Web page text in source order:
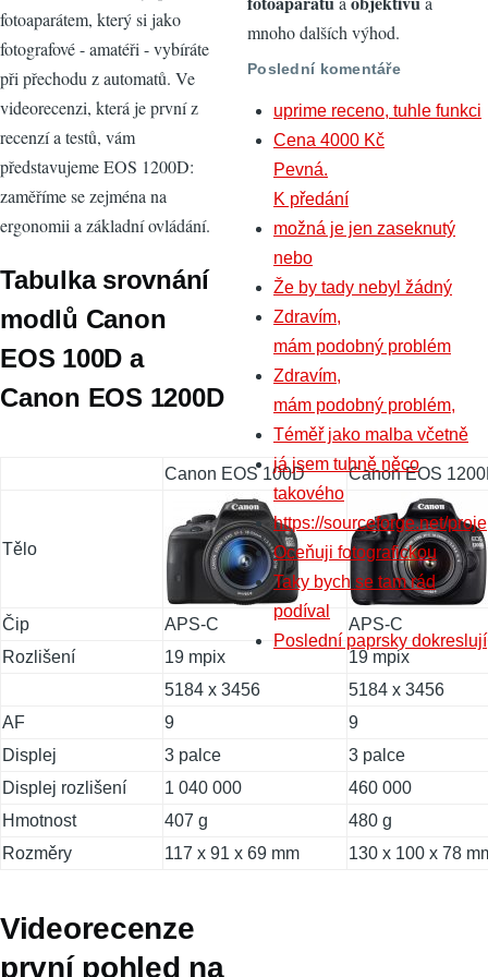
fotoaparátem, který si jako
fotografové - amatéři - vybíráte
při přechodu z automatů. Ve
videorecenzi, která je první z
recenzí a testů, vám
představujeme EOS 1200D:
zaměříme se zejména na
ergonomii a základní ovládání.
Tabulka srovnání
modlů Canon
EOS 100D a
Canon EOS 1200D
Canon EOS 100D Canon EOS
Tělo
Čip APS-C
APS-C
Rozlišení
19 mpix
19 mpix
5184 x 3456
5184 x 3456
AF
9
9
Displej
3 palce
3 palce
Displej rozlišení
1 040 000
460 000
Hmotnost
407 g
480 g
Rozměry
117 x 91 x 69 mm 130 x 100 x 78
Videorecenze
první pohled na
mnoho dalších výhod.
Poslední komentáře
uprime receno, tuhle funkci
Cena 4000 Kč
Pevná.
K předání
možná je jen zaseknutý
nebo
Že by tady nebyl žádný
Zdravím,
mám podobný problém
Zdravím,
mám podobný problém,
Téměř jako malba včetně
já jsem tuhně něco
takového
https://sourceforge.net/proje
Oceňuji fotografickou
Taky bych se tam rád
podíval
Poslední paprsky dokreslují